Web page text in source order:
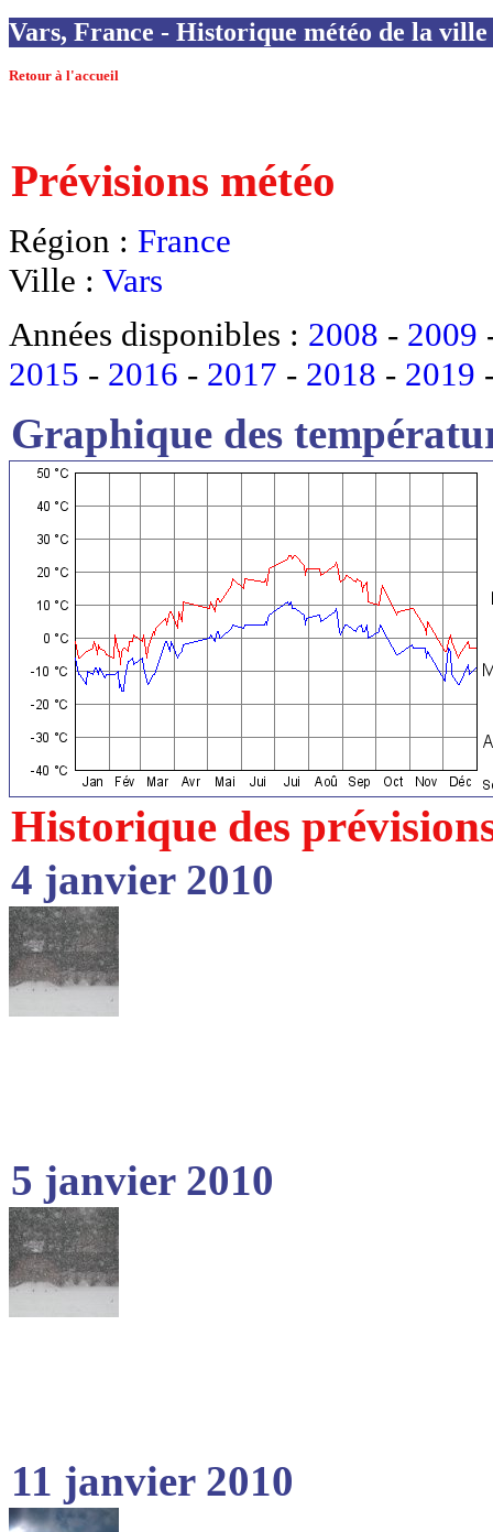
Vars, France - Historique météo de la ville
Retour à l'accueil
Prévisions météo
Région : France
Ville : Vars
Années disponibles : 2008 - 2009
2015 - 2016 - 2017 - 2018 - 2019
Graphique des
Historique des
4 janvier 2010
5 janvier 2010
11 janvier 2010